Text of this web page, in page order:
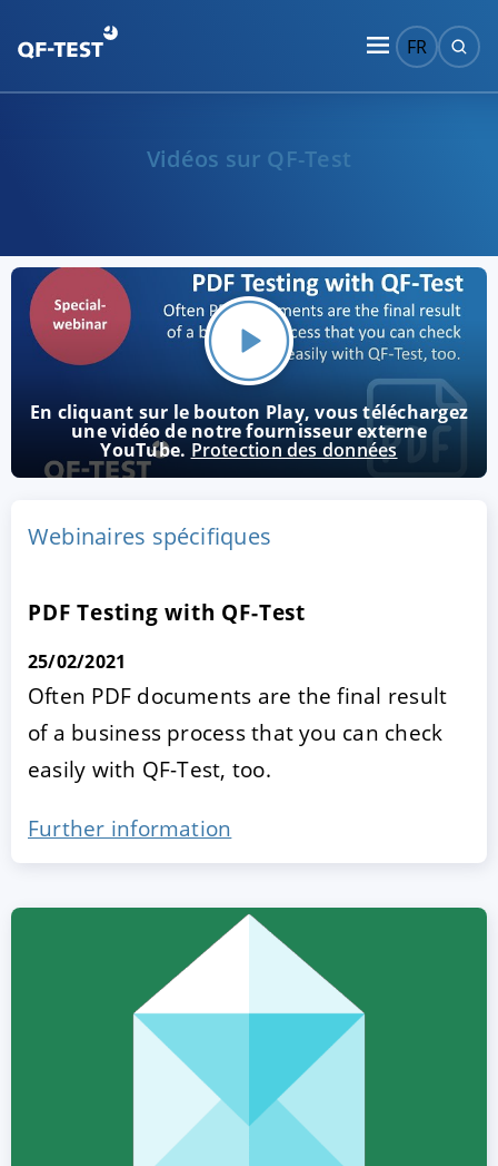
FR
Vidéos sur QF-Test
En cliquant sur le bouton Play, vous téléchargez
une vidéo de notre fournisseur externe
YouTube. Protection des données
Webinaires spécifiques
PDF Testing with QF-Test
25/02/2021
Often PDF documents are the final result
of a business process that you can check
easily with QF-Test, too.
Further information
ACCEPTER PARAMETRER
Mentions légales|Protection des données